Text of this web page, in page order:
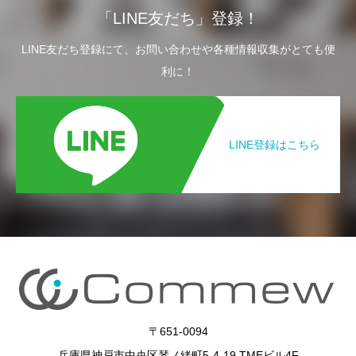
「LINE友だち」登録！
LINE友だち登録にて、お問い合わせや各種情報収集がとても便
利に！
LINE登録はこちら
〒651-0094